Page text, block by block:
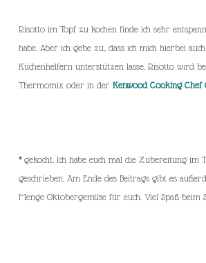
Risotto im Topf zu kochen finde ich sehr
habe. Aber ich gebe zu, dass ich mich hierbei
Küchenhelfern unterstützen lasse. Risotto wird
Thermomix oder in der Kenwood Cooking Chef
*gekocht. Ich habe euch mal die Zubereitung im
geschrieben. Am Ende des Beitrags gibt es
Menge Oktobergemüse für euch. Viel Spaß beim